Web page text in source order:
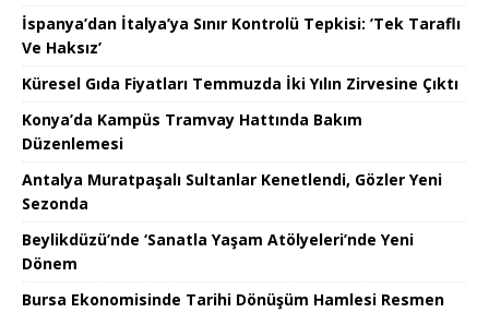
İspanya’dan İtalya’ya Sınır Kontrolü Tepkisi: ’Tek Taraflı
Ve Haksız’
Küresel Gıda Fiyatları Temmuzda İki Yılın Zirvesine Çıktı
Konya’da Kampüs Tramvay Hattında Bakım
Düzenlemesi
Antalya Muratpaşalı Sultanlar Kenetlendi, Gözler Yeni
Sezonda
Beylikdüzü’nde ‘Sanatla Yaşam Atölyeleri’nde Yeni
Dönem
Bursa Ekonomisinde Tarihi Dönüşüm Hamlesi Resmen